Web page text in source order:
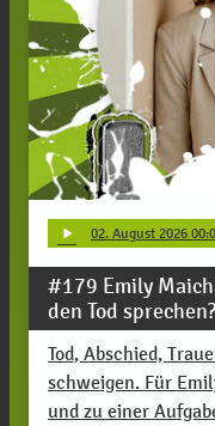
play_arrow 02. August 2026
#179 Emily
den Tod sprechen?
Tod, Abschied,
schweigen. Für
und zu einer